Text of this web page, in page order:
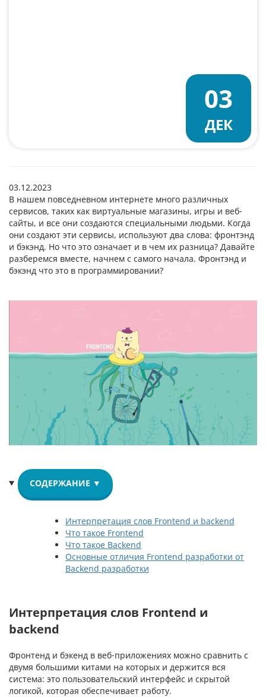
03
ДЕК
03.12.2023
В нашем повседневном интернете много различных
сервисов, таких как виртуальные магазины, игры и веб-
сайты, и все они создаются специальными людьми. Когда
они создают эти сервисы, используют два слова: фронтэнд
и бэкэнд. Но что это означает и в чем их разница? Давайте
разберемся вместе, начнем с самого начала. Фронтэнд и
бэкэнд что это в программировании?
СОДЕРЖАНИЕ ▼
Интерпретация слов Frontend и backend
Что такое Frontend
Что такое Backend
Основные отличия Frontend разработки от
Backend разработки
Интерпретация слов Frontend и
backend
Фронтенд и бэкенд в веб-приложениях можно сравнить с
двумя большими китами на которых и держится вся
система: это пользовательский интерфейс и скрытой
логикой, которая обеспечивает работу.